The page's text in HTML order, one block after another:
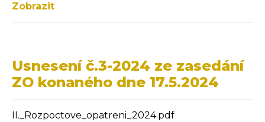
Zobrazit
Usnesení č.3-2024 ze zasedání
ZO konaného dne 17.5.2024
II._Rozpoctove_opatreni_2024.pdf